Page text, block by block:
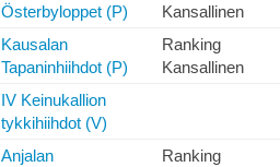
Österbyloppet (P)
Kansallinen
Kausalan
Tapaninhiihdot (P)
Ranking
Kansallinen
IV Keinukallion
tykkihiihdot (V)
Anjalan
Ranking